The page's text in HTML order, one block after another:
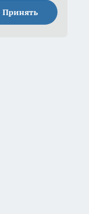
Принять